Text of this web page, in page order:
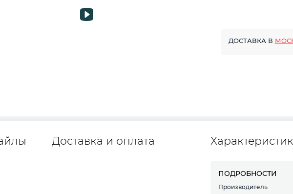
ДОСТАВКА В
Доставка и оплата
ПОДРОБНОСТИ
Производитель